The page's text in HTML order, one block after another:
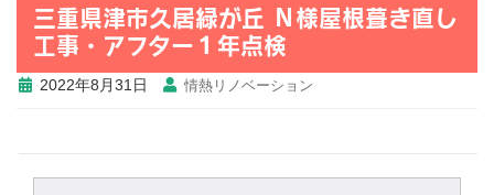
三重県津市久居緑が丘 Ｎ様屋根葺き直し
工事・アフター１年点検
2022年8月31日 情熱リノベーション